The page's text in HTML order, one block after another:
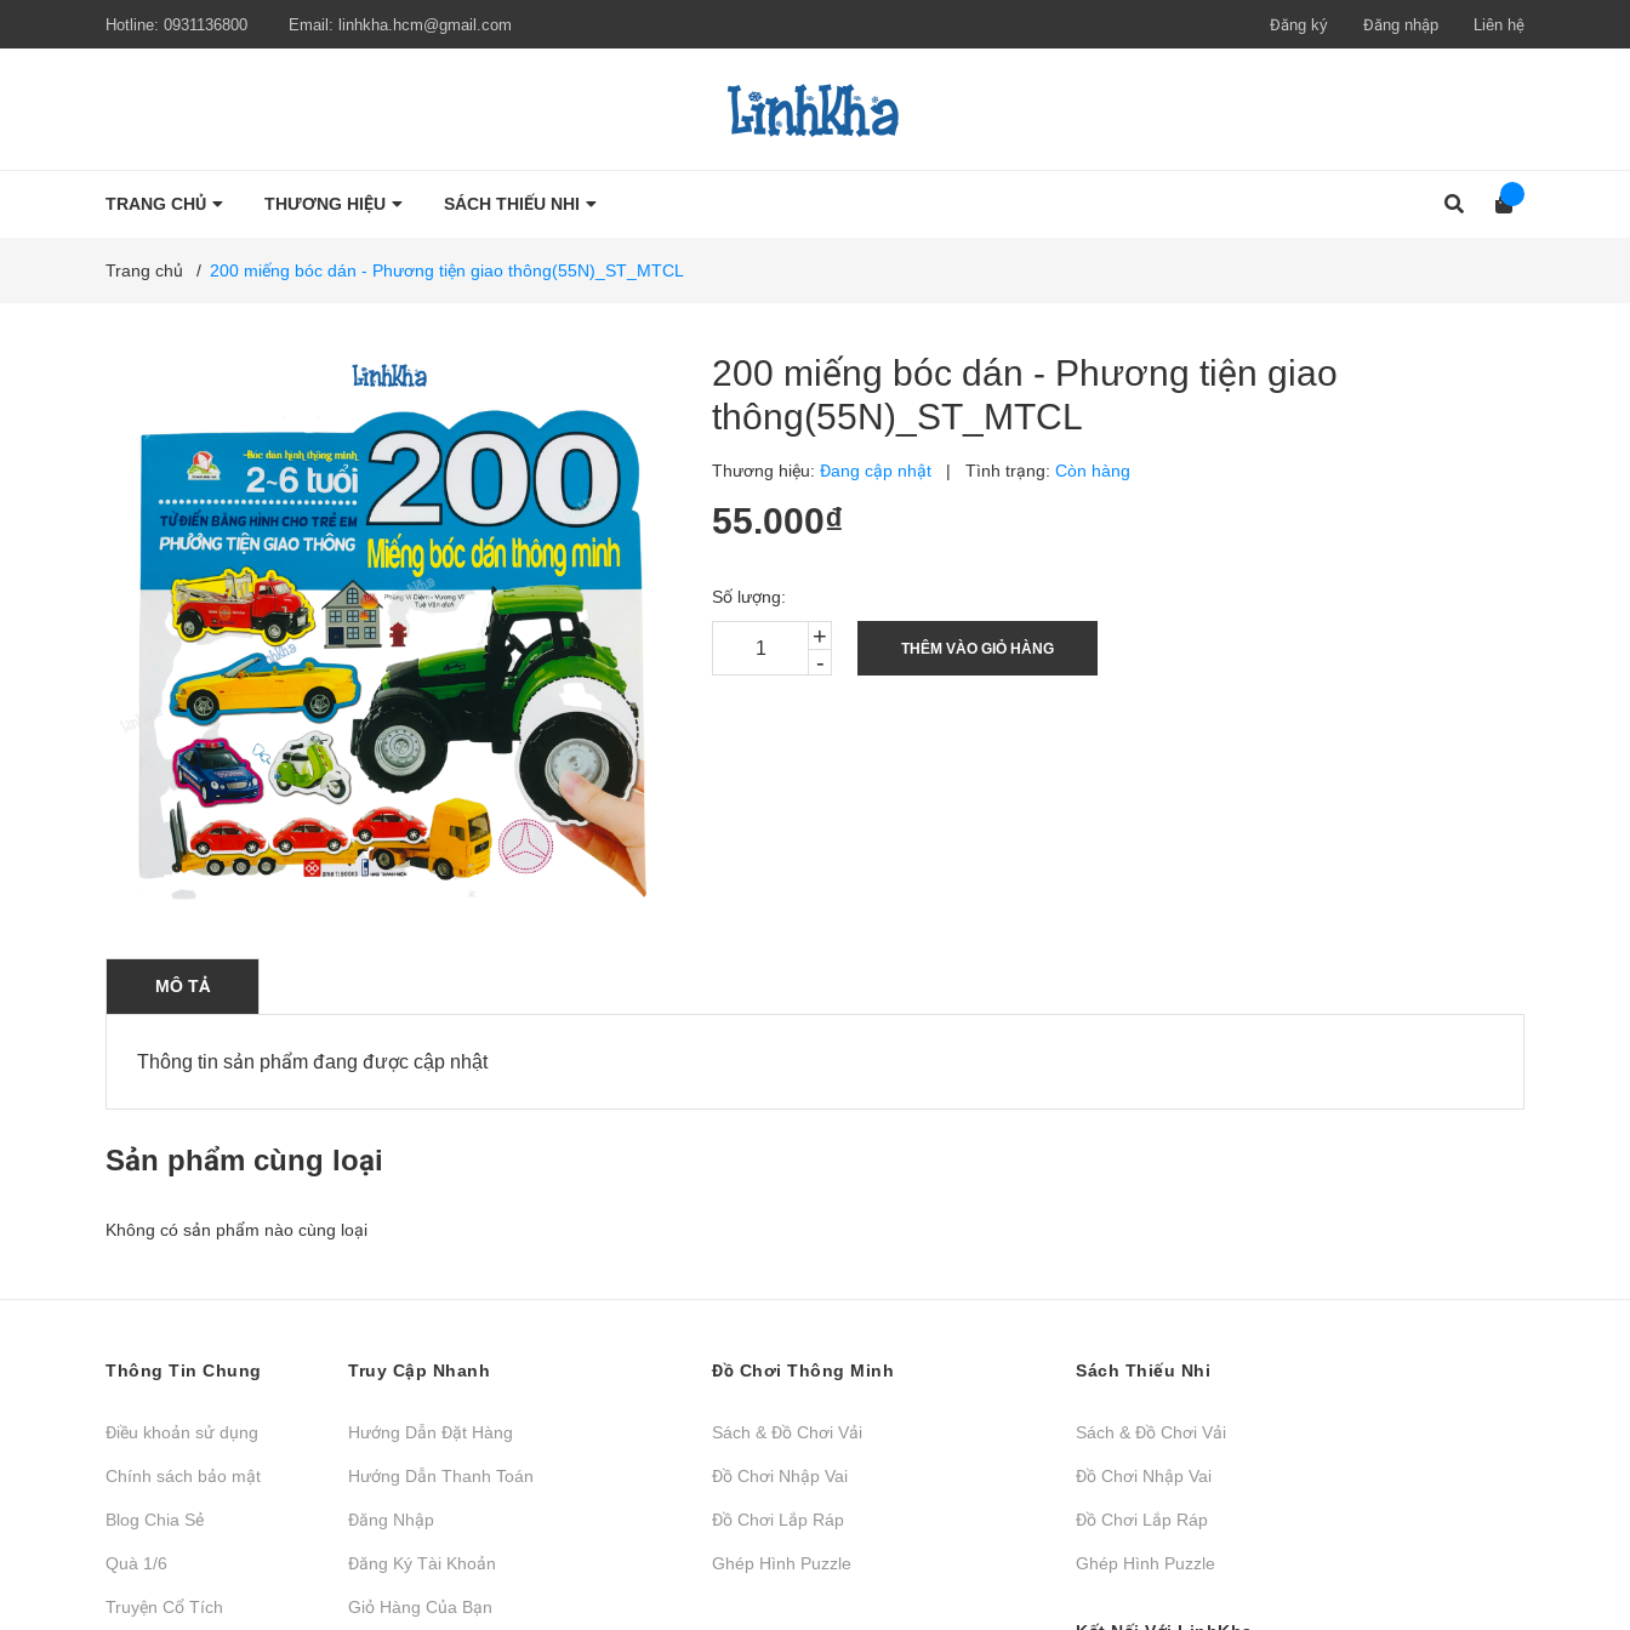
Hotline: 0931136800 Email: linhkha.hcm@gmail.com Đăng ký Đăng nhập Liên hệ
TRANG CHỦ THƯƠNG HIỆU SÁCH THIẾU NHI
Trang chủ / 200 miếng bóc dán - Phương tiện giao thông(55N)_ST_MTCL
200 miếng bóc dán - Phương tiện giao
thông(55N)_ST_MTCL
Thương hiệu: Đang cập nhật | Tình trạng: Còn hàng
55.000₫
Số lượng:
-
+ THÊM VÀO GIỎ HÀNG
MÔ TẢ
Thông tin sản phẩm đang được cập nhật
Sản phẩm cùng loại
Không có sản phẩm nào cùng loại
Thông Tin Chung
Điều khoản sử dụng
Chính sách bảo mật
Blog Chia Sẻ
Quà 1/6
Truyện Cổ Tích
Truy Cập Nhanh
Hướng Dẫn Đặt Hàng
Hướng Dẫn Thanh Toán
Đăng Nhập
Đăng Ký Tài Khoản
Giỏ Hàng Của Bạn
Đồ Chơi Thông Minh
Sách & Đồ Chơi Vải
Đồ Chơi Nhập Vai
Đồ Chơi Lắp Ráp
Ghép Hình Puzzle
Sách Thiếu Nhi
Sách & Đồ Chơi Vải
Đồ Chơi Nhập Vai
Đồ Chơi Lắp Ráp
Ghép Hình Puzzle